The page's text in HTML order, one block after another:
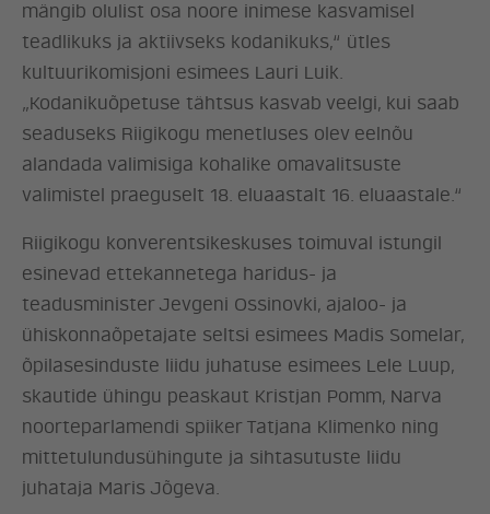
mängib olulist osa noore inimese kasvamisel
teadlikuks ja aktiivseks kodanikuks,“ ütles
kultuurikomisjoni esimees Lauri Luik.
„Kodanikuõpetuse tähtsus kasvab veelgi, kui saab
seaduseks Riigikogu menetluses olev eelnõu
alandada valimisiga kohalike omavalitsuste
valimistel praeguselt 18. eluaastalt 16. eluaastale.“
Riigikogu konverentsikeskuses toimuval istungil
esinevad ettekannetega haridus- ja
teadusminister Jevgeni Ossinovki, ajaloo- ja
ühiskonnaõpetajate seltsi esimees Madis Somelar,
õpilasesinduste liidu juhatuse esimees Lele Luup,
skautide ühingu peaskaut Kristjan Pomm, Narva
noorteparlamendi spiiker Tatjana Klimenko ning
mittetulundusühingute ja sihtasutuste liidu
juhataja Maris Jõgeva.